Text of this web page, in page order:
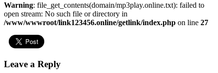
Warning: file_get_contents(domain/mp3play.online.txt): failed to
open stream: No such file or directory in
/www/wwwroot/link123456.online/getlink/index.php on line 27
Leave a Reply